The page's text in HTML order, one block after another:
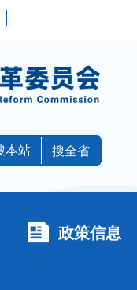
搜全省
政策信息